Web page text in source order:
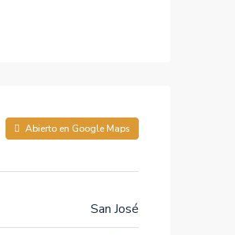
Abierto en Google Maps
San José